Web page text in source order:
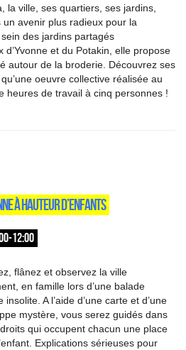
la ville, ses quartiers, ses jardins,
avenir plus radieux pour la
des jardins partagés
et du Potakin, elle propose
autour de la broderie. Découvrez ses
oeuvre collective réalisée au
heures de travail à cinq personnes !
À HAUTEUR D’ENFANTS
12:00
flânez et observez la ville
en famille lors d’une balade
insolite. A l’aide d’une carte et d’une
mystère, vous serez guidés dans
qui occupent chacun une place
Explications sérieuses pour